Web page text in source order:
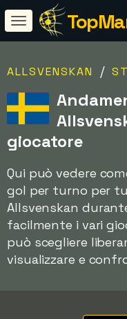
ALLSVENSKAN /
giocatore
Qui può vedere
gol per turno per
Allsvenskan
facilmente i vari
può scegliere
visualizzare e